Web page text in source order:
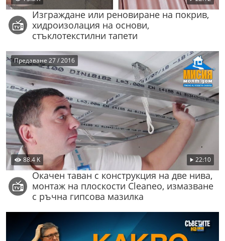
Изграждане или реновиране на покрив,
хидроизолация на основи,
стъклотекстилни тапети
88.4 K 22:10
Предаване 27 / 2016
Окачен таван с конструкция на две нива,
монтаж на плоскости Cleaneo, измазване
с ръчна гипсова мазилка